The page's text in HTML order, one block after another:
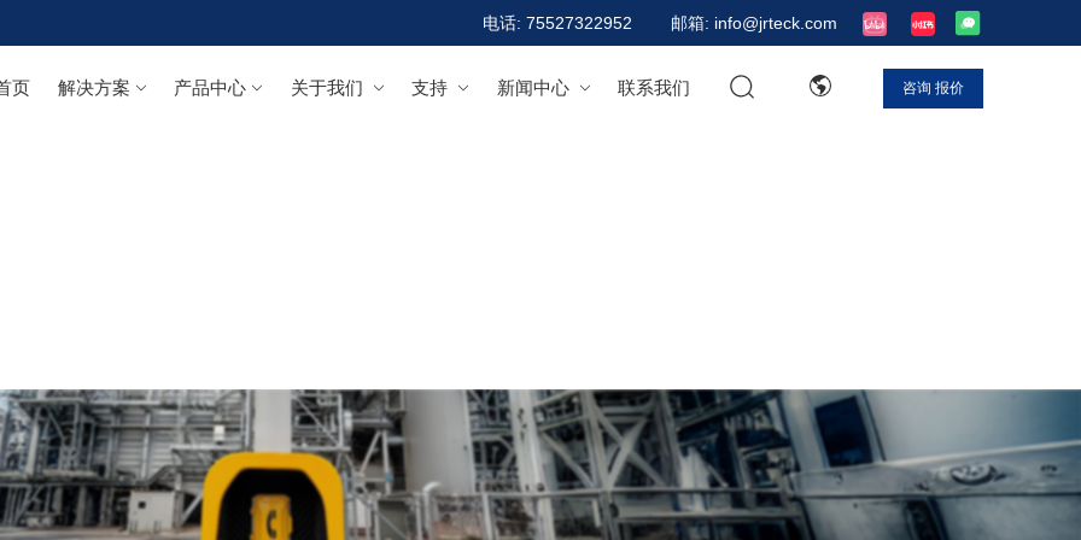
电话: 75527322952 邮箱: info@jrteck.com
页 解决方案 产品中心 关于我们 支持 新闻中心 联系我们 咨询 报价